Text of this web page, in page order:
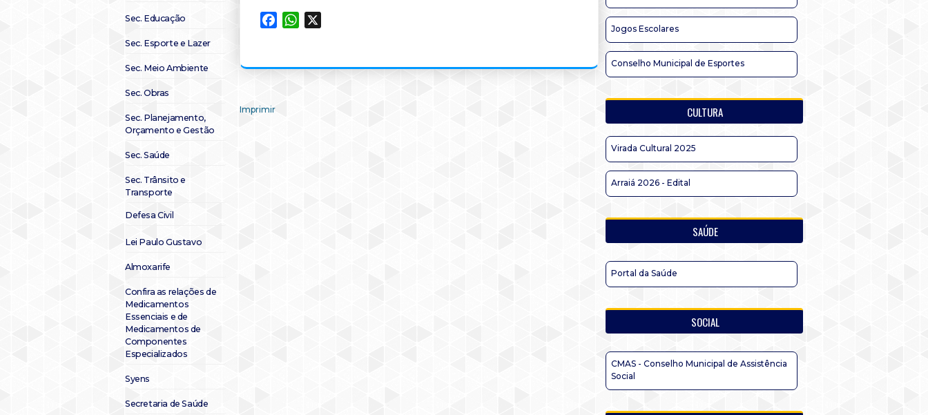
Sec. Educação
Sec. Esporte e Lazer
Sec. Meio Ambiente
Sec. Obras
Sec. Planejamento,
Orçamento e Gestão
Sec. Saúde
Sec. Trânsito e
Transporte
Defesa Civil
Lei Paulo Gustavo
Almoxarife
Confira as relações de
Medicamentos
Essenciais e de
Medicamentos de
Componentes
Especializados
Syens
Secretaria de Saúde
FacebookWhatsApp
Imprimir
Jogos Escolares
Conselho Municipal de Esportes
CULTURA
Virada Cultural 2025
Arraiá 2026 - Edital
SAÚDE
Portal da Saúde
SOCIAL
CMAS - Conselho Municipal de Assistência
Social